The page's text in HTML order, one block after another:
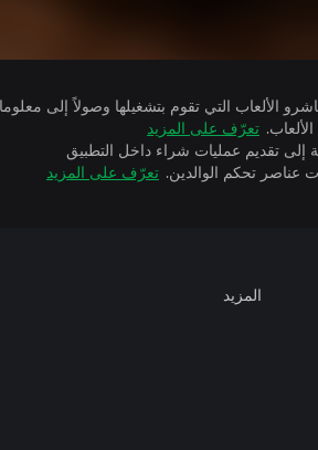
تعرّف على المزيد
إلى تقديم عمليات شراء داخل التطبيق
عناصر تحكم الوالدين. تعرّف على المزيد
المزيد